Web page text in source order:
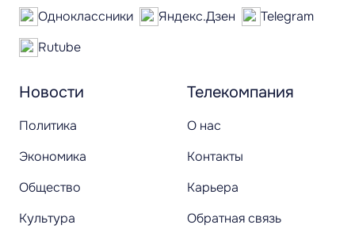
Новости
Политика
Экономика
Общество
Культура
Телекомпания
О нас
Контакты
Карьера
Обратная связь
Одноклассники
Яндекс.Дзен
Telegram
Rutube